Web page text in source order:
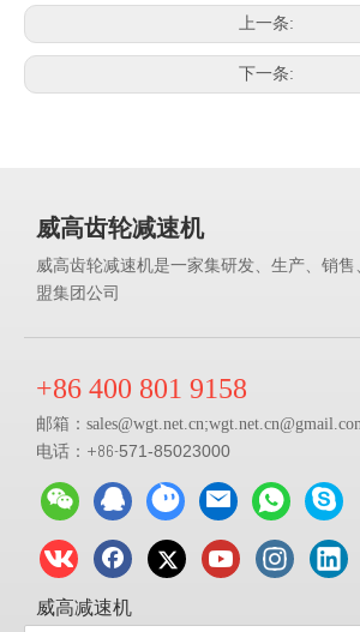
盟集团公司
+86 400 801 9158
邮箱： sales@ wgt.net.cn;wgt.net.cn@gmail.com
电话：+86-571-85023000